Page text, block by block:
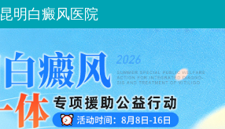
昆明白癜风医院